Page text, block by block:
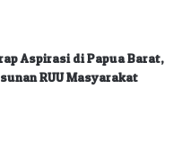
Aspirasi di Papua Barat,
RUU Masyarakat